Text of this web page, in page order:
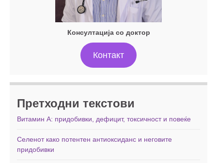
Консултација со доктор
Контакт
Претходни текстови
Витамин А: придобивки, дефицит, токсичност и повеќе
Селенот како потентен антиоксиданс и неговите
придобивки